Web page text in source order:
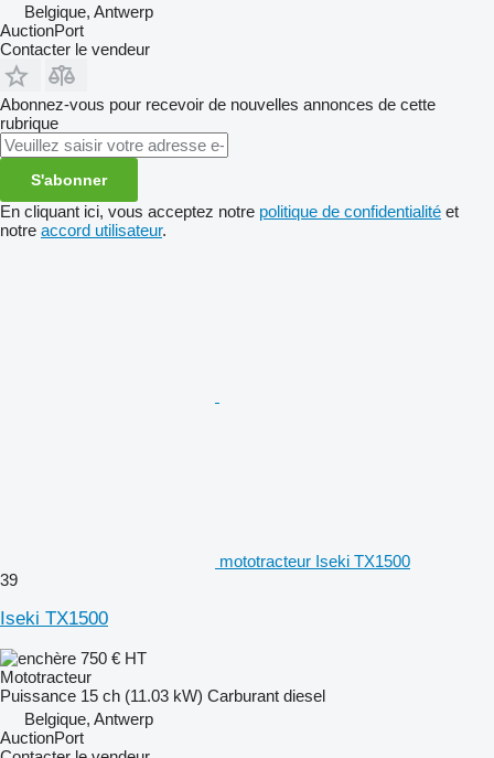
Belgique, Antwerp
AuctionPort
Contacter le vendeur
Abonnez-vous pour recevoir de nouvelles annonces de cette
rubrique
S'abonner
En cliquant ici, vous acceptez notre politique de confidentialité et
notre accord utilisateur.
mototracteur Iseki TX1500
39
Iseki TX1500
750 € HT
Mototracteur
Puissance 15 ch (11.03 kW) Carburant diesel
Belgique, Antwerp
AuctionPort